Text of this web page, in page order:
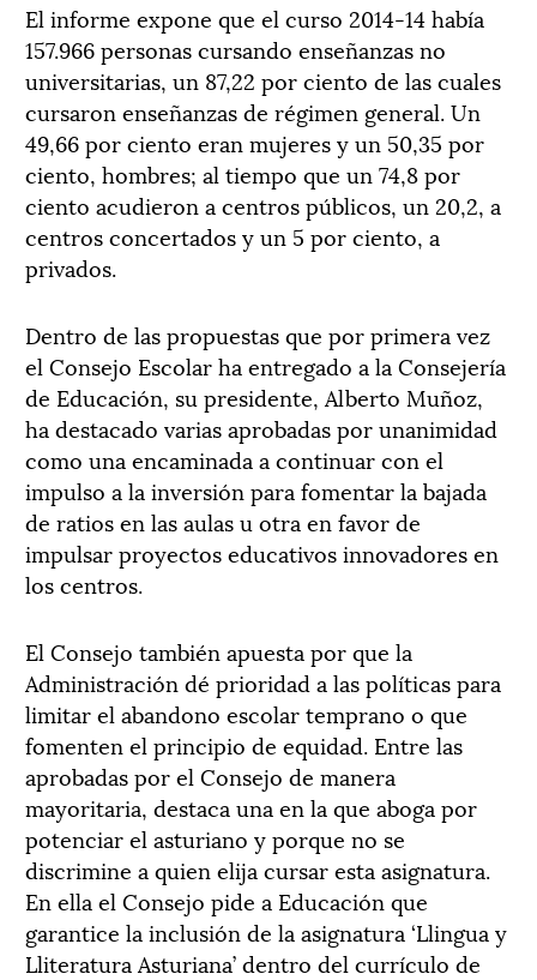
El informe expone que el curso 2014-14 había
157.966 personas cursando enseñanzas no
universitarias, un 87,22 por ciento de las cuales
cursaron enseñanzas de régimen general. Un
49,66 por ciento eran mujeres y un 50,35 por
ciento, hombres; al tiempo que un 74,8 por
ciento acudieron a centros públicos, un 20,2, a
centros concertados y un 5 por ciento, a
privados.
Dentro de las propuestas que por primera vez
el Consejo Escolar ha entregado a la Consejería
de Educación, su presidente, Alberto Muñoz,
ha destacado varias aprobadas por unanimidad
como una encaminada a continuar con el
impulso a la inversión para fomentar la bajada
de ratios en las aulas u otra en favor de
impulsar proyectos educativos innovadores en
los centros.
El Consejo también apuesta por que la
Administración dé prioridad a las políticas para
limitar el abandono escolar temprano o que
fomenten el principio de equidad. Entre las
aprobadas por el Consejo de manera
mayoritaria, destaca una en la que aboga por
potenciar el asturiano y porque no se
discrimine a quien elija cursar esta asignatura.
En ella el Consejo pide a Educación que
garantice la inclusión de la asignatura ‘Llingua y
Lliteratura Asturiana’ dentro del currículo de